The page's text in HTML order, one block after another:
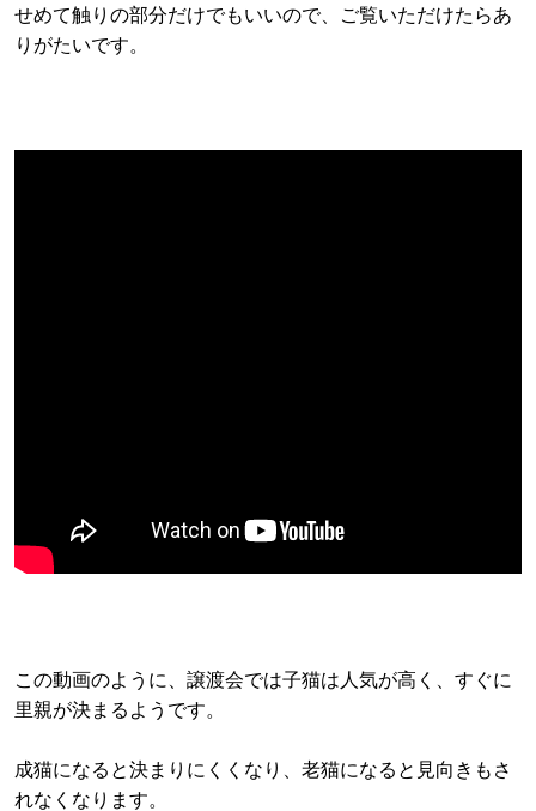
せめて触りの部分だけでもいいので、ご覧いただけたらあ
りがたいです。
この動画のように、譲渡会では子猫は人気が高く、すぐに
里親が決まるようです。
成猫になると決まりにくくなり、老猫になると見向きもさ
れなくなります。